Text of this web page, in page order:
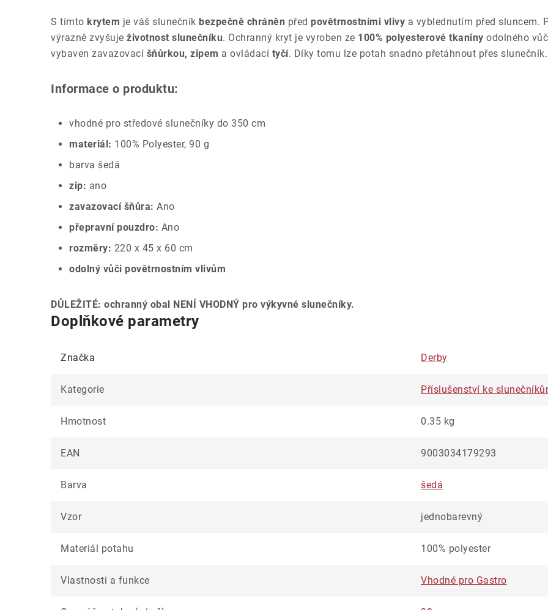
S tímto krytem je váš slunečník bezpečně chráněn před povětrnostními vlivy a vyblednutím před sluncem.
výrazně zvyšuje životnost slunečníku. Ochranný kryt je vyroben ze 100% polyesterové tkaniny odolného
vybaven zavazovací šňůrkou, zipem a ovládací tyčí. Díky tomu lze potah snadno přetáhnout přes slunečník.
Informace o produktu:
vhodné pro středové slunečníky do 350 cm
materiál: 100% Polyester, 90 g
barva šedá
zip: ano
zavazovací šňůra: Ano
přepravní pouzdro: Ano
rozměry: 220 x 45 x 60 cm
odolný vůči povětrnostním vlivům
DŮLEŽITÉ: ochranný obal NENÍ VHODNÝ pro výkyvné slunečníky.
Doplňkové parametry
Značka Derby
Kategorie Příslušenství ke
Hmotnost 0.35 kg
EAN 9003034179293
Barva šedá
Vzor jednobarevný
Materiál potahu 100% polyester
Vlastnosti a funkce Vhodné pro Gastro